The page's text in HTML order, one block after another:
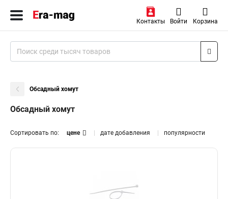
Контакты Войти Корзина
Обсадный хомут
Обсадный хомут
Сортировать по: цене дате добавления популярности